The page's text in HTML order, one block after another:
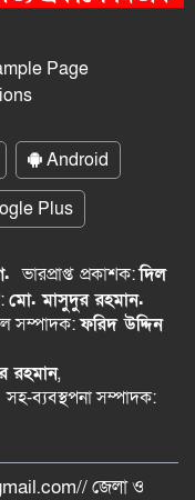
Page
Android
Plus
ভারপ্রাপ্ত প্রকাশক:দিল
মো. মাসুদুর রহমান.
সম্পাদক:ফরিদ উদ্দিন
রহমান,
ব্যবস্থপনা সম্পাদক:
জেলা ও